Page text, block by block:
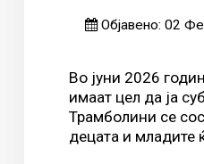
Објавено: 02
Во јуни 2026
имаат цел да ја
Трамболини се
децата и младите